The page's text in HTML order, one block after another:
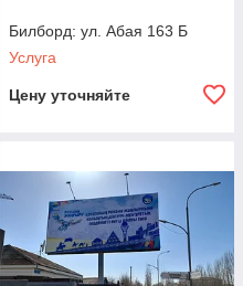
Билборд: ул. Абая 163 Б
Услуга
Цену уточняйте